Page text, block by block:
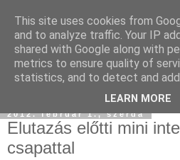
2012. február 1., szerda
Elutazás előtti mini
csapattal
This site uses cookies from
and to analyze traffic. Your IP
shared with Google along with
metrics to ensure quality of
statistics, and to detect and
LEARN MORE